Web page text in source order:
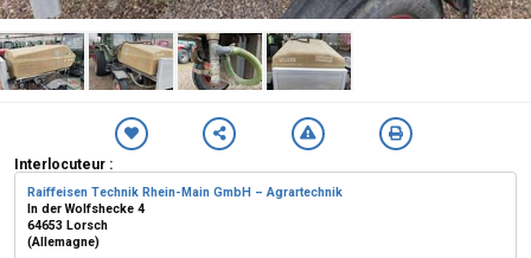
Interlocuteur :
Raiffeisen Technik Rhein-Main GmbH – Agrartechnik
In der Wolfshecke 4
64653 Lorsch
(Allemagne)